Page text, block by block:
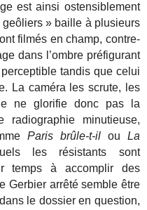
est ainsi ostensiblement
» baille à plusieurs
filmés en champ, contre-
dans l’ombre préfigurant
tandis que celui
La caméra les scrute, les
ne glorifie donc pas la
minutieuse,
Paris brûle-t-ilou La
les résistants sont
temps à accomplir des
Gerbier arrêté semble être
le dossier en question,